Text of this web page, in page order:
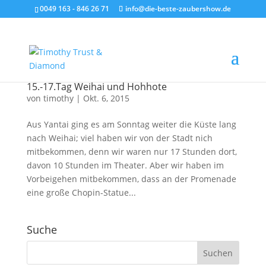
0049 163 - 846 26 71 info@die-beste-zaubershow.de
15.-17.Tag Weihai und Hohhote
von timothy| Okt. 6, 2015
Aus Yantai ging es am Sonntag weiter die Küste lang
nach Weihai; viel haben wir von der Stadt nich
mitbekommen, denn wir waren nur 17 Stunden dort,
davon 10 Stunden im Theater. Aber wir haben im
Vorbeigehen mitbekommen, dass an der Promenade
eine große Chopin-Statue...
Suche